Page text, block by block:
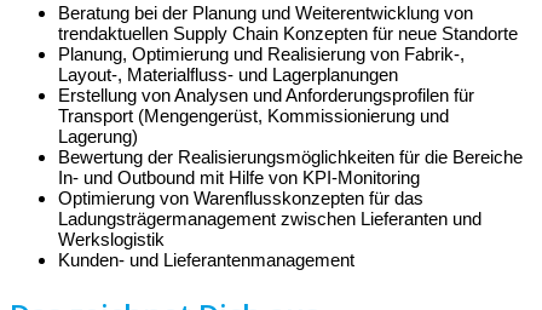
Beratung bei der Planung und Weiterentwicklung von
trendaktuellen Supply Chain Konzepten für neue Standorte
Planung, Optimierung und Realisierung von Fabrik-,
Layout-, Materialfluss- und Lagerplanungen
Erstellung von Analysen und Anforderungsprofilen für
Transport (Mengengerüst, Kommissionierung und
Lagerung)
Bewertung der Realisierungsmöglichkeiten für die Bereiche
In- und Outbound mit Hilfe von KPI-Monitoring
Optimierung von Warenflusskonzepten für das
Ladungsträgermanagement zwischen Lieferanten und
Werkslogistik
Kunden- und Lieferantenmanagement